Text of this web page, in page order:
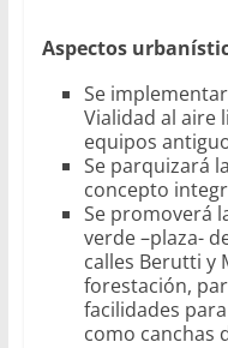
Aspectos
Se
Vialidad al aire
equipos
Se parquizará
concepto
Se promoverá
verde –plaza-
calles Berutti y
forestación,
facilidades
como canchas